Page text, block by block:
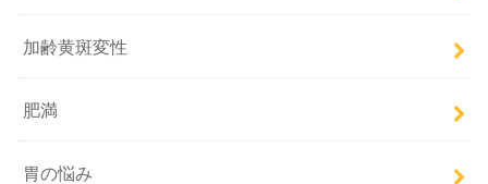
加齢黄斑変性
肥満
胃の悩み